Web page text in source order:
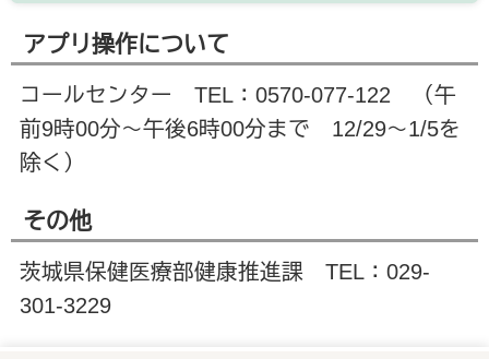
アプリ操作について
コールセンター TEL： 0570-077-122
（午
前9時00分～午後6時00分まで 12/29～1/5を
除く）
その他
茨城県保健医療部健康推進課 TEL：029-
301-3229